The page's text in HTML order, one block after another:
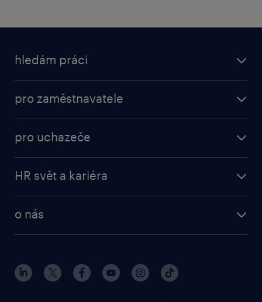
hledám práci
pro zaměstnavatele
pro uchazeče
HR svět a kariéra
o nás